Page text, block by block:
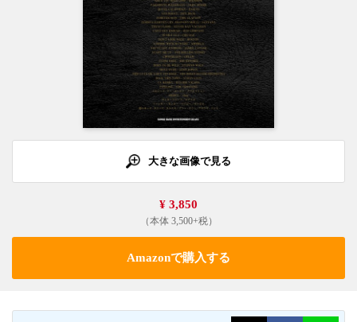
大きな画像で見る
¥ 3,850
（本体 3,500+税）
Amazonで購入する